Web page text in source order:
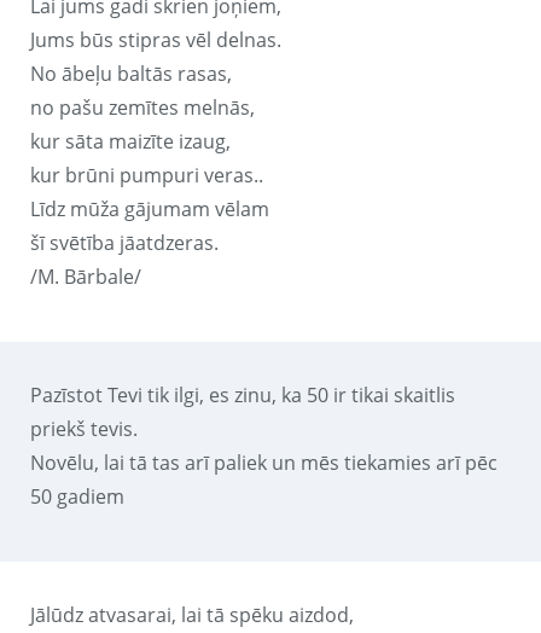
Lai jums gadi skrien joņiem,
Jums būs stipras vēl delnas.
No ābeļu baltās rasas,
no pašu zemītes melnās,
kur sāta maizīte izaug,
kur brūni pumpuri veras..
Līdz mūža gājumam vēlam
šī svētība jāatdzeras.
/M. Bārbale/
Pazīstot Tevi tik ilgi, es zinu, ka 50 ir tikai skaitlis
priekš tevis.
Novēlu, lai tā tas arī paliek un mēs tiekamies arī pēc
50 gadiem
Jālūdz atvasarai, lai tā spēku aizdod,